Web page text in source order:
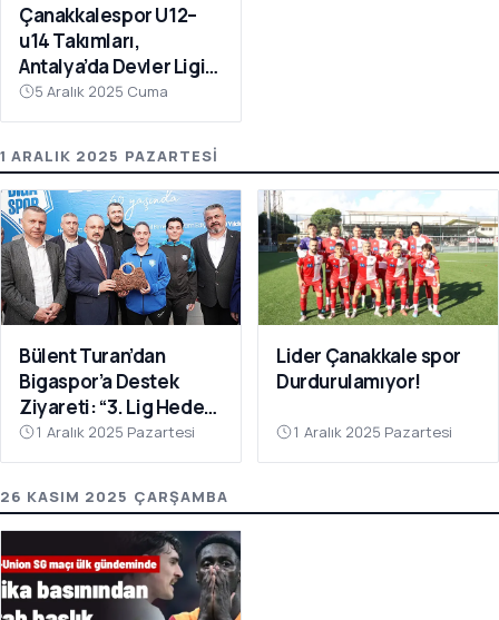
Çanakkalespor U12–
u14 Takımları,
Antalya’da Devler Ligi
Sahnesinde!
5 Aralık 2025 Cuma
1 ARALIK 2025 PAZARTESI
Bülent Turan’dan
Bigaspor’a Destek
Ziyareti: “3. Lig Hedefi
Çok Yakın”
1 Aralık 2025 Pazartesi
Lider Çanakkale spor
Durdurulamıyor!
1 Aralık 2025 Pazartesi
26 KASIM 2025 ÇARŞAMBA